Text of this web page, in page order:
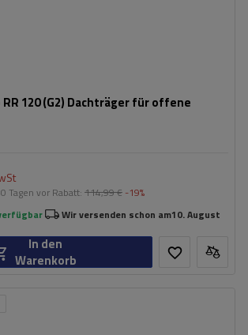
120 (G2) Dachträger für offene
Tagen vor Rabatt: 114,99 € -19%
Wir versenden schon am10. August
In den
Warenkorb